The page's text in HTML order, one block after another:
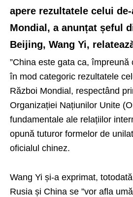
apere rezultatele celui
Mondial, a anunțat șeful
Beijing, Wang Yi,
”China este gata ca,
în mod categoric rezultatele
Război Mondial, respectând
Organizației Națiunilor Unite
fundamentale ale relațiilor
opună tuturor formelor de
oficialul chinez.
Wang Yi și-a exprimat,
Rusia și China se ”vor afla